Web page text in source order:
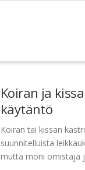
Koiran ja
käytäntö
Koiran tai kissan
suunnitelluista
mutta moni omistaja